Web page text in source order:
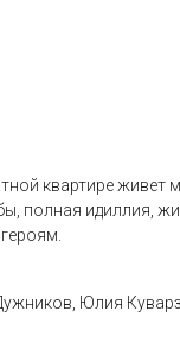
квартире
полная идиллия,
Юлия